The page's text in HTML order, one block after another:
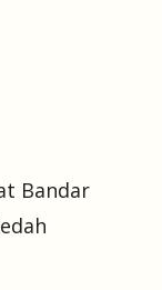
Bandar